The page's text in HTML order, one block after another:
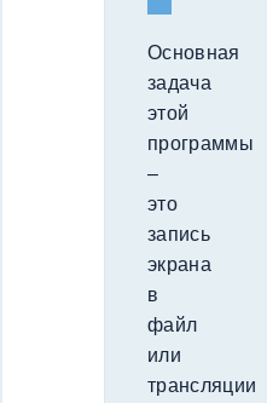
Основная
задача
этой
программы
–
это
запись
экрана
в
файл
или
трансляции